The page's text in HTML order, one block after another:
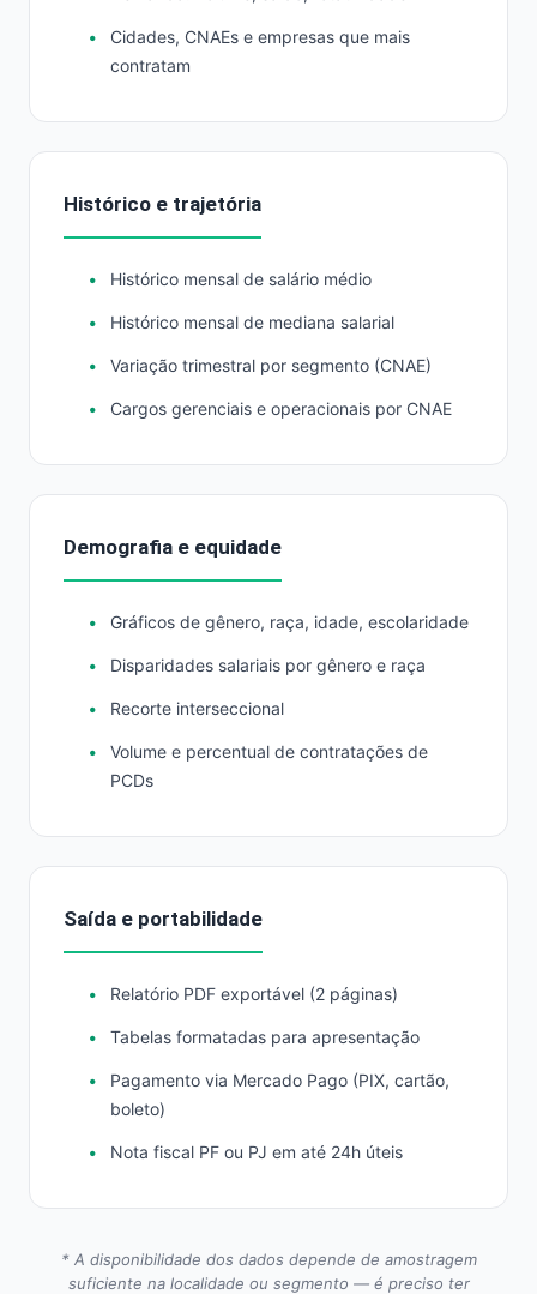
Cidades, CNAEs e empresas que mais
contratam
Histórico e trajetória
Histórico mensal de salário médio
Histórico mensal de mediana salarial
Variação trimestral por segmento (CNAE)
Cargos gerenciais e operacionais por CNAE
Demografia e equidade
Gráficos de gênero, raça, idade, escolaridade
Disparidades salariais por gênero e raça
Recorte interseccional
Volume e percentual de contratações de
PCDs
Saída e portabilidade
Relatório PDF exportável (2 páginas)
Tabelas formatadas para apresentação
Pagamento via Mercado Pago (PIX, cartão,
boleto)
Nota fiscal PF ou PJ em até 24h úteis
* A disponibilidade dos dados depende de amostragem
suficiente na localidade ou segmento — é preciso ter